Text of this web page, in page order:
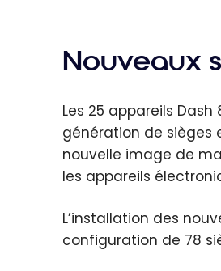
Nouveaux
Les 25 appareils
génération de sièges
nouvelle image de
les appareils
L’installation des
configuration de 78